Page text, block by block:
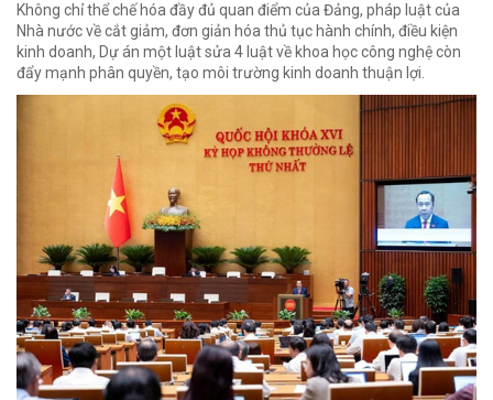
Không chỉ thể chế hóa đầy đủ quan điểm của Đảng, pháp luật của
Nhà nước về cắt giảm, đơn giản hóa thủ tục hành chính, điều kiện
kinh doanh, Dự án một luật sửa 4 luật về khoa học công nghệ còn
đẩy mạnh phân quyền, tạo môi trường kinh doanh thuận lợi.